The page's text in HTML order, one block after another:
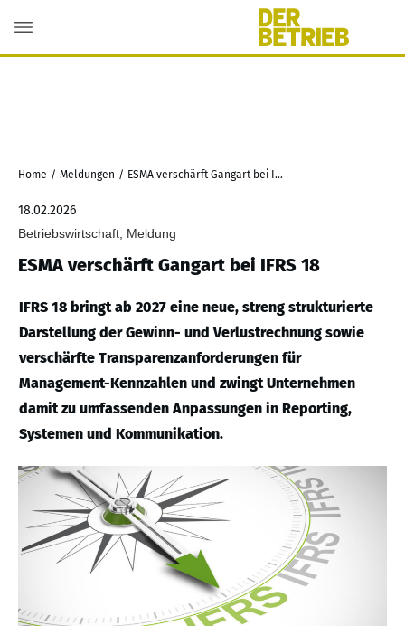
Home / Meldungen / ESMA verschärft Gangart bei IFRS 18
18.02.2026
Betriebswirtschaft, Meldung
ESMA verschärft Gangart bei IFRS 18
IFRS 18 bringt ab 2027 eine neue, streng strukturierte
Darstellung der Gewinn- und Verlustrechnung sowie
verschärfte Transparenzanforderungen für
Management-Kennzahlen und zwingt Unternehmen
damit zu umfassenden Anpassungen in Reporting,
Systemen und Kommunikation.